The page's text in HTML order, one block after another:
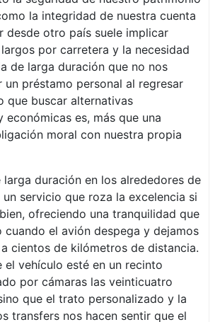
la integridad de nuestra cuenta
desde otro país suele implicar
por carretera y la necesidad
de larga duración que no nos
un préstamo personal al regresar
que buscar alternativas
económicas es, más que una
moral con nuestra propia
larga duración en los alrededores de
un servicio que roza la excelencia si
ofreciendo una tranquilidad que
cuando el avión despega y dejamos
cientos de kilómetros de distancia.
el vehículo esté en un recinto
por cámaras las veinticuatro
que el trato personalizado y la
transfers nos hacen sentir que el